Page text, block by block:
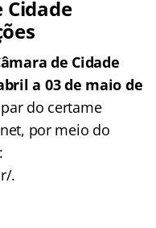
Cidade
de Cidade
a 03 de maio de
do certame
por meio do
.